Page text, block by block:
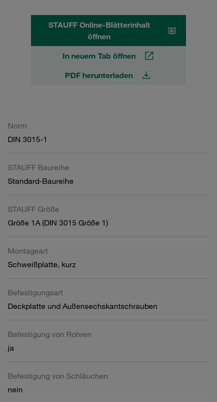
STAUFF Online-Blätterinhalt
öffnen
In neuem Tab öffnen
PDF herunterladen
Norm
DIN 3015-1
STAUFF Baureihe
Standard-Baureihe
STAUFF Größe
Größe 1A (DIN 3015 Größe 1)
Montageart
Schweißplatte, kurz
Befestigungsart
Deckplatte und Außensechskantschrauben
Befestigung von Rohren
ja
Befestigung von Schläuchen
nein